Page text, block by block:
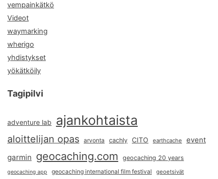
vempainkätkö
Videot
waymarking
wherigo
yhdistykset
yökätköily
Tagipilvi
adventure lab ajankohtaista
aloittelijan opas arvonta cachly CITO earthcache event
garmin geocaching.com geocaching 20 years
geocaching app geocaching international film festival geoetsivät